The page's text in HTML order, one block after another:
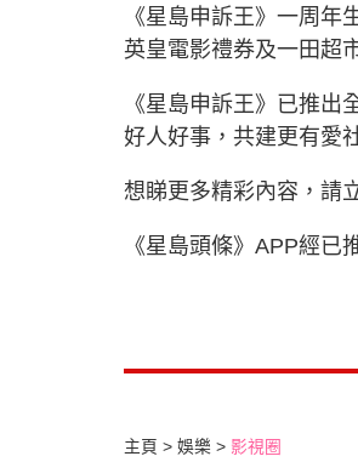
《星島申訴王》一周
英皇電影禮券及一田超
《星島申訴王》已推
好人好事，共建更有愛
想睇更多精彩內容，請
《星島頭條》APP經已
主頁 娛樂 影視圈